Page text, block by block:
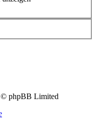
phpBB Limited